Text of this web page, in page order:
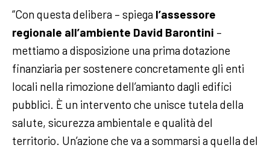
“Con questa delibera – spiega l’assessore
regionale all’ambiente David Barontini –
mettiamo a disposizione una prima dotazione
finanziaria per sostenere concretamente gli enti
locali nella rimozione dell’amianto dagli edifici
pubblici. È un intervento che unisce tutela della
salute, sicurezza ambientale e qualità del
territorio. Un’azione che va a sommarsi a quella del